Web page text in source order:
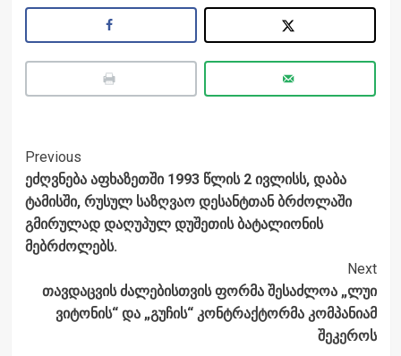
Post
Navigation
Previous
ეძღვნება აფხაზეთში 1993 წლის 2 ივლისს, დაბა
ტამისში, რუსულ საზღვაო დესანტთან ბრძოლაში
გმირულად დაღუპულ დუშეთის ბატალიონის
მებრძოლებს.
Next
თავდაცვის ძალებისთვის ფორმა შესაძლოა „ლუი
ვიტონის“ და „გუჩის“ კონტრაქტორმა კომპანიამ
შეკეროს